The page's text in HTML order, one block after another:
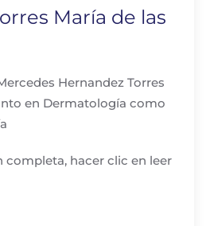
María de las
Hernandez Torres
en Dermatología como
completa, hacer clic en leer